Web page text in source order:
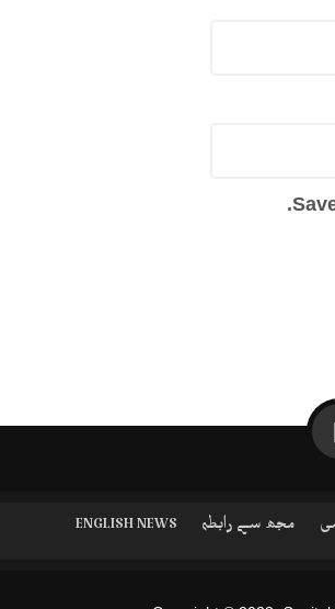
مجھ سے رابطہ ENGLISH NEWS